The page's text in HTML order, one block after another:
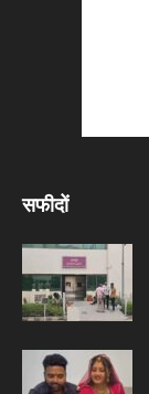
सफीदों